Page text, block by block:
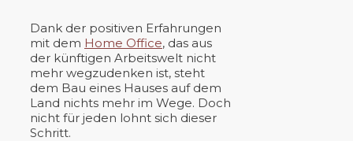
Dank der positiven Erfahrungen
mit dem Home Office, das aus
der künftigen Arbeitswelt nicht
mehr wegzudenken ist, steht
dem Bau eines Hauses auf dem
Land nichts mehr im Wege. Doch
nicht für jeden lohnt sich dieser
Schritt.